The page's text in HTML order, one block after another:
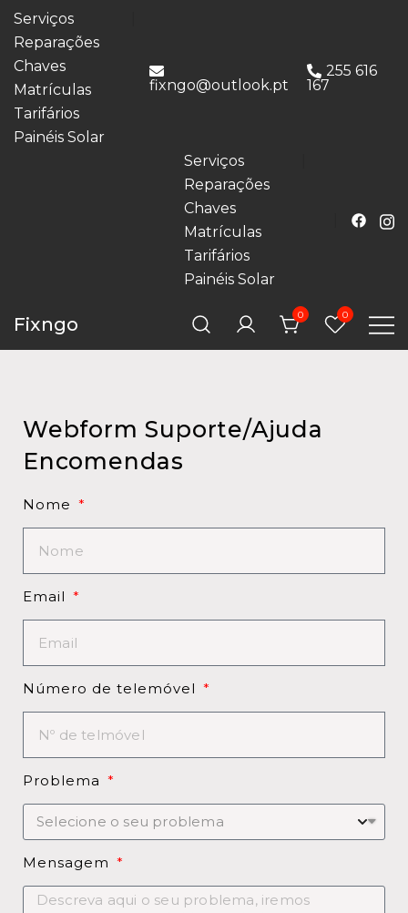
Serviços
Reparações
Chaves
Matrículas
Tarifários
Painéis Solar
fixngo@outlook.pt
255 616
167
Serviços
Reparações
Chaves
Matrículas
Tarifários
Painéis Solar
Fixngo 0 0
Webform Suporte/Ajuda
Encomendas
Nome
Email
Número de telemóvel
Problema
Mensagem